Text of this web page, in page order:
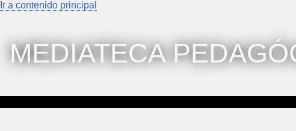
Ir a contenido principal
MEDIATECA